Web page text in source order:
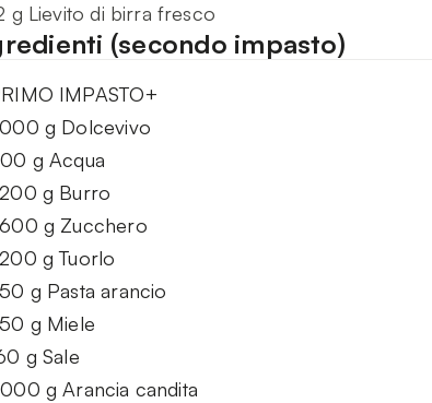
g Lievito di birra fresco
(secondo impasto)
IMPASTO+
g Dolcevivo
g Acqua
g Burro
g Zucchero
g Tuorlo
g Pasta arancio
g Miele
g Sale
g Arancia candita